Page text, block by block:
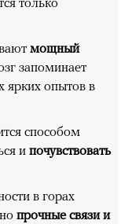
мощный
запоминает
ярких опытов в
способом
и почувствовать
в горах
прочные связи и